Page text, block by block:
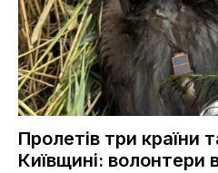
Пролетів три країни
Київщині: волонтери